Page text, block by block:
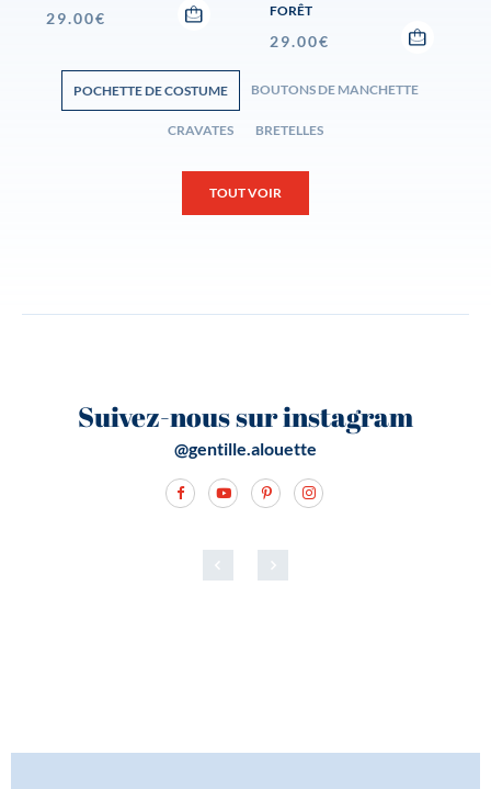
POCHETTE DE COSTUME BOUTONS DE MANCHETTE
CRAVATES BRETELLES
TOUT VOIR
29.00€
FORÊT
29.00€
Suivez-nous sur instagram
@gentille.alouette